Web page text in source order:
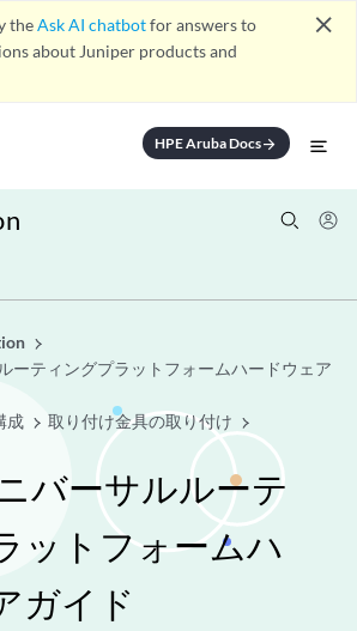
theAsk AI chatbotfor answers to
about Juniper products and
close
HPE Aruba Docsarrow_forward
ーティングプラットフォームハードウェア
成
取り付け金具の取り付け
バーサルルーテ
ットフォームハ
ガイド